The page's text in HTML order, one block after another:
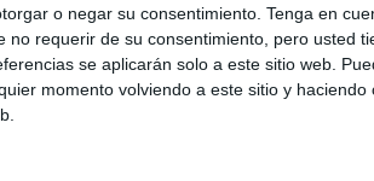
o negar su consentimiento. Tenga en
no requerir de su consentimiento, pero usted
se aplicarán solo a este sitio web.
momento volviendo a este sitio y